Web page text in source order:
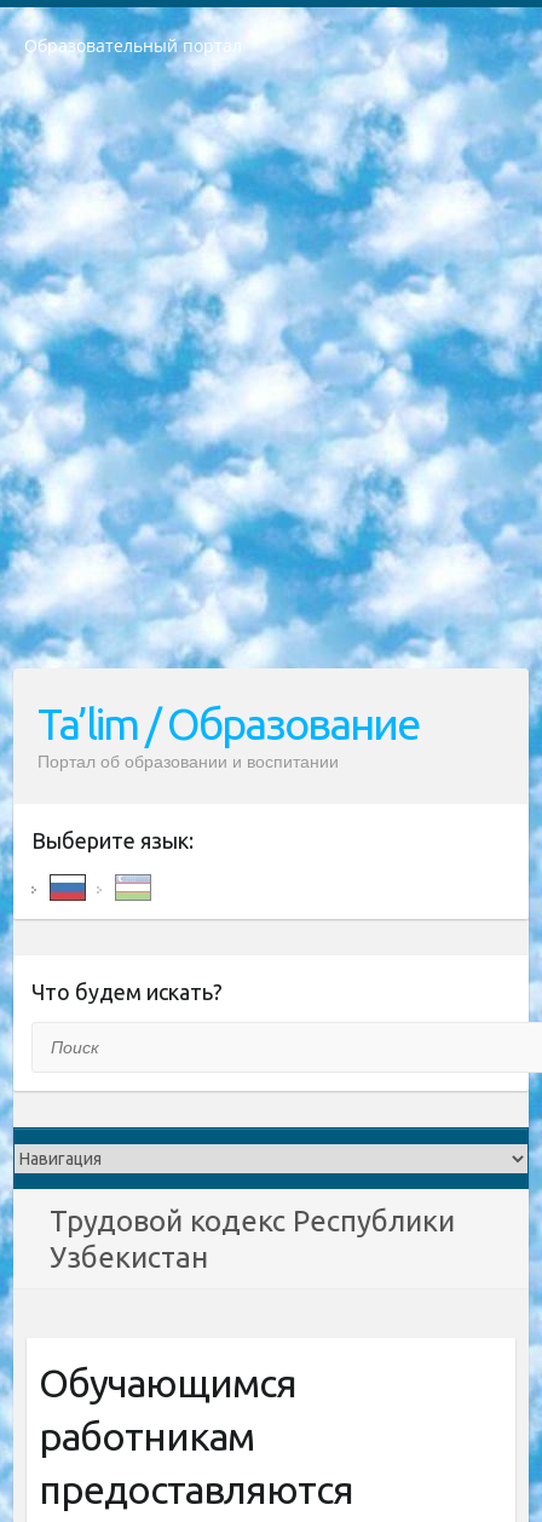
Образовательный портал
РЕСПУБЛИКА УЗБЕКИСТАН МИНИСТРЕРСТВО ДОШКОЛЬНОГО И ШКОЛЬНОГО ОБРАЗОВАНИЯ КОМАНДА в общеобразовательных учреждениях в 2023-2024 учебном году организация и проведение итоговой государственной аттестации обучающихся о Министра дошкольного и школьного образования Республики Узбекистан от 4 марта 2008 года (постановлением Минюста от 20 марта 2008 года № 1778 государственной регистрации) «Итоговое состояние учащихся общего среднего образования на основании положения об утверждении положения об аттестации общего среднего образования выпускной экзамен студентов в образовательных учреждениях в 2023-2024 учебном году В целях организации и прохождения аттестации приказываю: 1. Следующее: перечень предметов, по которым будет проводиться итоговая государственная аттестация и экзамен формы перевода согласно приложению 1; сертификаты международного образца, оценивающие уровень владения иностранными языками перечень согласно приложению 2; 2. Педагогический при специализированных образовательных учреждениях. научно-практический центр квалификации и международной оценки (Д.Давидова) 2024 г. До 25 марта: задания по предметам, по которым будет проводиться итоговая аттестация разработка и утверждение технических условий; итоговая аттестация на основании разработанного предметного задания разработка вопросов по предметам (устно и письменно), экзамен передача; общеобразовательные средние школы и специальные учебные заведения учащиеся выпускных классов школ и интернатов в агентской системе подготовка базы данных экзаменационных материалов и критериев оценки; перевод базы экзаменационных материалов на все языки обучения подать в Республиканский образовательный центр для изготовления; варианты экзаменов на основе разработанных контрольных материалов пусть будут поставлены задачи формирования. 3. Республиканский образовательный центр (Ш.Худайкулов) до 5 апреля 2024 года. до: база данных предоставленных экзаменационных материалов на все языки обучения перевод и экспертиза; для слепых, слабовидящих, глухих, слабослышащих и умственно отсталых детей учащиеся выпускных классов специализированных школ и школ-интернатов база данных экзаменационных материалов на всех преподаваемых языках подготовка критериев оценки; специализированные школы для умственно отсталых детей и технологии для учащихся выпускных классов школ-интернатов разработка соответствующих рекомендаций и критериев проведения ЕГЭ по естествознанию давать задания. 4. Педагогический при специализированных образовательных учреждениях. Научно-практический центр навыков и международной оценки (Д.Давидова), Республика образовательный центр (Худайкулов Ш.) итоговый государственный аттестационный экзамен ориентирован на творческое и логическое мышление при подготовке базы материалов учитывать введение заданий. 5. Следует отметить, что: сертификат государственного образца о знании общеобразовательного предмета и как минимум национальный уровень B1 по предметам на иностранных языках, указанным в Приложении 2. или международно признанный сертификат эквивалентного уровня студенты, изучающие определенный предмет, освобождаются от экзамена; по соответствующим предметам запланирована итоговая государственная аттестация за день до дня, путем жеребьевки Рабочей группой (в письменной форме по предметам, проводимым в форме) из числа сформированных вариантов выбрано 2 варианта; 2 выбранных варианта экзамена анонсированы на официальном сайте министерства и все выпускники по всей стране на основе этих вариантов проводит итоговую государственную аттестацию. 6. Государственное образование учащихся средних общеобразовательных учреждений. знания в соответствии с квалификационными требованиями, которые необходимо приобрести на основании стандартов итоговый (выпускной) контроль для 9 и 11 классов в целях тестирования Экзамены (далее – экзамены) состоят из предметов, перечисленных в приложении 1. будет сделано. 7. Экзамены пройдут с 26 мая по 15 июня 2024 г. (кроме науки физического воспитания). 8. Физическая для учащихся 9 классов общесредних образовательных учреждений. Экзамены по предмету «Образование, квалификация медицина» 1-6 мая 2024 года. сотрудники перевести под присмотр (с отклонениями в физическом или умственном развитии) специализированная школа для детей, школы-интернаты и со сколиозом школы-интернаты санаторного типа для больных детей исключены). 9. Он был слепым, слабовидящим и имел нарушения опорно-двигательного аппарата. экзамены в специализированных школах и интернатах для детей должны проводиться исходя из требований, предъявляемых к общеобразовательным учреждениям (физкультура кроме науки). 10. Специализированная школа для глухих и слабослышащих детей. и экзамены в интернатах и быть реализован в виде письменного теста по математике. 11. Специальность для умственно отсталых детей. Для 9 класса Родной язык и литературное письмо Государственный язык (язык обучения – узбекский). для неклассов) написано Математическое письмо Письменная/устная история Узбекистана Физическое воспитание практично Итоговый контроль Для 11 класса Написание родного языка и литературы (эссе) Математическое письмо Узбекский язык (обучение на узбекском языке) не посещающее общее среднее образование для учреждений)/Образовательное учреждение выбор письменный и устный Иностранный язык письменный/устный Письменная/устная история Узбекистана *По выбору студента:  Химия  Физика  Основы государственного права  География 10 бесплатных образовательных ресурсов - Мы составили подборку онлайн-проектов с интерактивными упражнениями, видеолекциями и статьями. Они помогут вам обрести новые и освежить старые знания бесплатно. 1. «ИНТУИТ» Старейшая образовательная площадка Рунета. Здесь вы найдёте сотни текстовых и видеокурсов на десятки различных тем — от программирования до психологии. Многие курсы подготовлены российскими университетами и крупными международными компаниями вроде Intel и Microsoft. Самостоятельное обучение бесплатное, но желающие могут оплатить услуги персональных наставников. 2. «Смартия» знакомит с актуальными профессиями и подсказывает, как им обучаться. Выбрав заинтересовавшую вас специальность — SMM-специалист, фотограф, веб-дизайнер или другую, — увидите список необходимых для неё умений. Чтобы вы могли освоить их самостоятельно, для каждого умения площадка отображает подборку ссылок на учебные материалы. Хотя «Смартия» ориентируется на русскоязычную аудиторию, часть контента всё же доступна только на английском. 3. «Лекторий Физтеха» Проект Московского физико-технического института (Физтеха). С его помощью вы можете смотреть онлайн серии лекций, записанные на видео в этом вузе. В числе доступных предметов — физика, биология, химия, информационные технологии и другие. К некоторым лекциям администрация ресурса прилагает готовые конспекты, которые можно скачивать в PDF-формате. 4. ITMOcourses Онлайн-площадка Санкт-Петербургского национального исследовательского университета информационных технологий, механики и оптики (ИТМО). Ресурс предоставляет свободный доступ к курсам, разработанным в этом вузе. Каталог материалов разбит на четыре категории: «Оптические системы и технологии», «Приборостроение и робототехника», «Информационные технологии» и «Биотехнологии». Курсы состоят из видеолекций, интерактивных демонстраций и заданий. 5. «КиберЛенинка» Электронная научная библиотека открытого доступа. Каталог площадки регулярно обрастает текстами статей из различных научных изданий. Сгруппированные по журналам и рубрикам публикации можно читать онлайн или скачивать целиком в PDF-формате. Проект нацелен на популяризацию науки за счёт открытого доступа к качественной информации. 6. «ПостНаука» На этом ресурсе публикуют подборки видеолекций, составленные экспертами из разных отраслей и объединённые общими темами. Среди них, к примеру, есть серии «Биоинформатика и геномика», «Культура средневековой Скандинавии» и Cinema Studies о теории кино. Каждая подборка лекций — логически связанная история, рассказанная экспертом от первого лица. Кроме того, на сайте появляются научно-образовательные статьи и тесты на разные темы. 7. «Newочём» Команда проекта «Newочём» отбирает самые интересные тексты из англоязычных СМИ и переводит те из них, за которые голосуют участники сообщества «ВКонтакте». По большей части это научно-популярные статьи. Редакторы придумывают лишь заголовки, в остальном содержание переводов соответствует оригиналам. Полные тексты можно читать прямо в социальной сети. 8. InternetUrok Онлайн-база материалов по основным дисциплинам школьной программы. Информация на сайте структурирована по классам, предметам и темам (урокам). Каждый урок состоит из видеолекций и конспектов. Есть также интерактивные тренажёры и тесты для закрепления пройденного материала. Даже если вы давно окончили школу, возможность повторить программу старших классов всегда может пригодиться. 9. Edutainme Ещё один ресурс об образовании. В отличие от Newtonew, как мне кажется, Edutainme больше ориентируется на представителей индустрии: педагогов, предпринимателей, разработчиков образовательных проектов. Но и любой, кто просто стремится к саморазвитию, найдёт на сайте много полезного и интересного для себя. Например, информацию о новых курсах и образовательных сервисах. 10. Newtonew Онлайн-медиа об образовании и обучении в широком смысле. Авторы Newtonew пишут об инструментах, заведениях, тактиках и стратегиях, которые помогают учить других и получать новые знания самостоятельно. На этой площадке вы найдёте новости, обзоры, аналитические мат
Ta’lim / Образование
Портал об образовании и воспитании
Выберите язык:
Что будем искать?
Трудовой кодекс Республики
Узбекистан
Обучающимся
работникам
предоставляются